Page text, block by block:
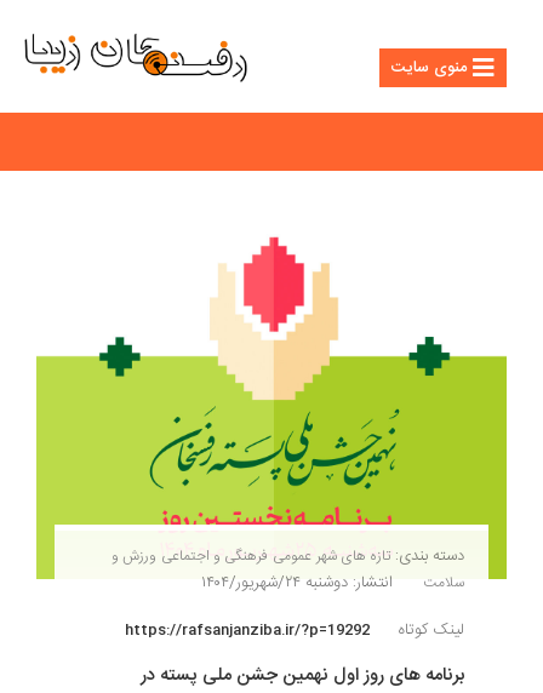
منوی سایت
دسته بندی: تازه های شهر عمومی فرهنگی و اجتماعی ورزش و
سلامت
انتشار: دوشنبه ۲۴/شهریور/۱۴۰۴
لینک کوتاه
https://rafsanjanziba.ir/?p=19292
برنامه های روز اول نهمین جشن ملی پسته در